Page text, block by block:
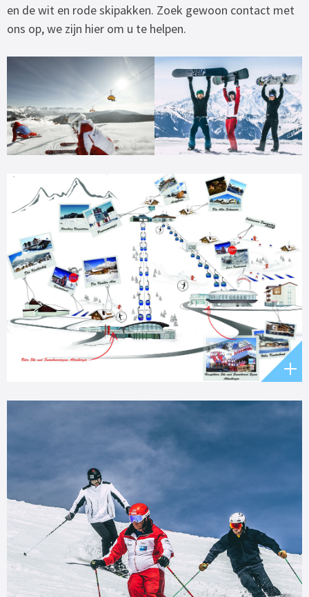
en de wit en rode skipakken. Zoek gewoon contact met
ons op, we zijn hier om u te helpen.